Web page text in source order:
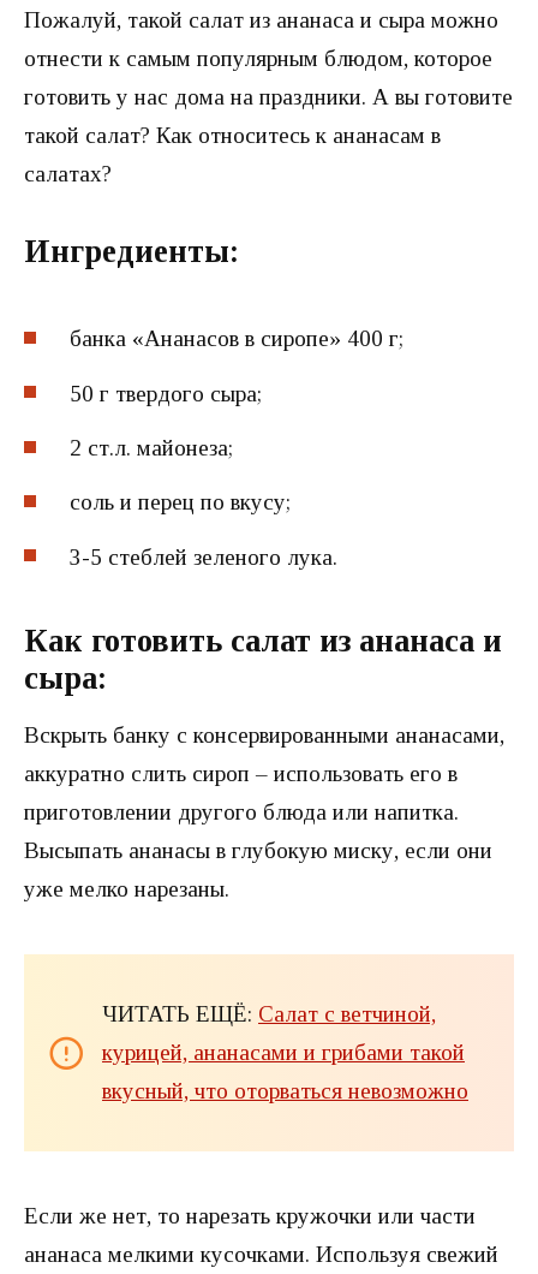
Пожалуй, такой салат из ананаса и сыра можно
отнести к самым популярным блюдом, которое
готовить у нас дома на праздники. А вы готовите
такой салат? Как относитесь к ананасам в
салатах?
Ингредиенты:
банка «Ананасов в сиропе» 400 г;
50 г твердого сыра;
2 ст.л. майонеза;
соль и перец по вкусу;
3-5 стеблей зеленого лука.
Как готовить салат из ананаса и
сыра:
Вскрыть банку с консервированными ананасами,
аккуратно слить сироп – использовать его в
приготовлении другого блюда или напитка.
Высыпать ананасы в глубокую миску, если они
уже мелко нарезаны.
ЧИТАТЬ ЕЩЁ: Салат с ветчиной,
курицей, ананасами и грибами такой
вкусный, что оторваться невозможно
Если же нет, то нарезать кружочки или части
ананаса мелкими кусочками. Используя свежий